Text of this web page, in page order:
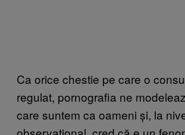
Ca orice chestie pe care o
regulat, pornografia ne
care suntem ca oameni și, la